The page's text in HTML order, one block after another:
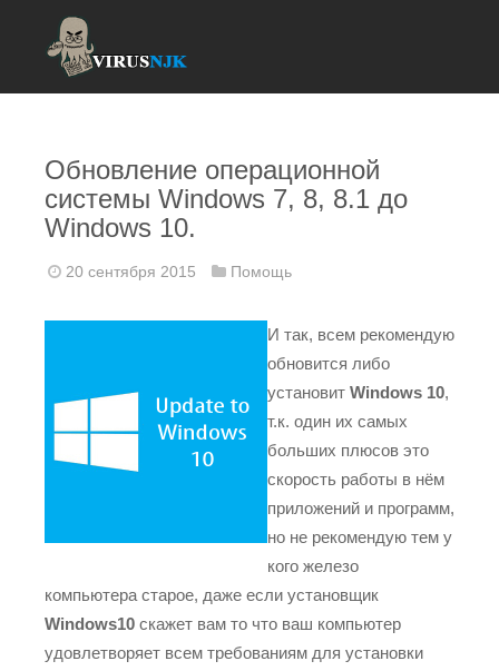
Обновление операционной
системы Windows 7, 8, 8.1 до
Windows 10.
20 сентября 2015 Помощь
И так, всем рекомендую
обновится либо
установит Windows 10,
т.к. один их самых
больших плюсов это
скорость работы в нём
приложений и программ,
но не рекомендую тем у
кого железо
компьютера старое, даже если установщик
Windows10 скажет вам то что ваш компьютер
удовлетворяет всем требованиям для установки